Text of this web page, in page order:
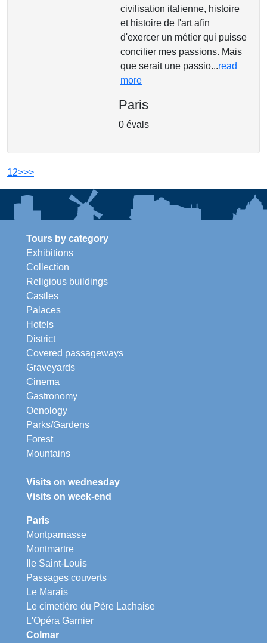
civilisation italienne, histoire
et histoire de l'art afin
d'exercer un métier qui puisse
concilier mes passions. Mais
que serait une passio...read
more
Paris
0 évals
12>>>
Tours by category
Exhibitions
Collection
Religious buildings
Castles
Palaces
Hotels
District
Covered passageways
Graveyards
Cinema
Gastronomy
Oenology
Parks/Gardens
Forest
Mountains
Visits on wednesday
Visits on week-end
Paris
Montparnasse
Montmartre
Ile Saint-Louis
Passages couverts
Le Marais
Le cimetière du Père Lachaise
L'Opéra Garnier
Colmar